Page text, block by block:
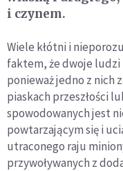
i czynem.
Wiele kłótni i
faktem, że dwoje
ponieważ jedno z nich
piaskach prze­szłości
spowodowanych jest
powtarzającym się i
utraconego raju
przywoływanych z